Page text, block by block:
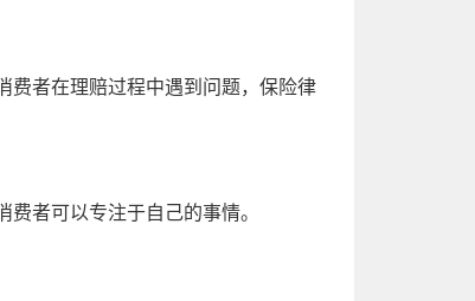
费者在理赔过程中遇到问题，保险律
者可以专注于自己的事情。